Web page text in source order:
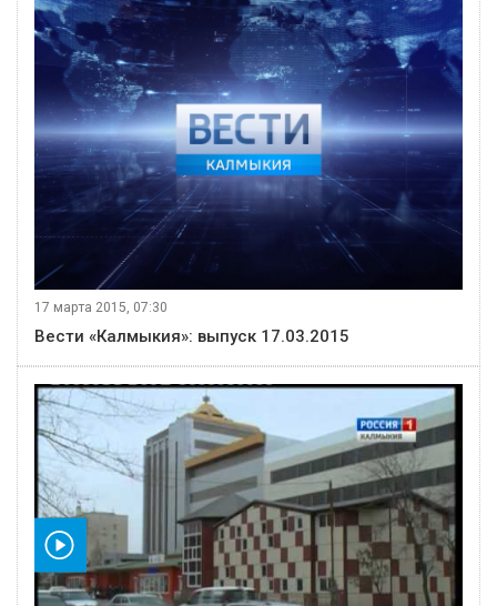
17 марта 2015, 07:30
Вести «Калмыкия»: выпуск 17.03.2015